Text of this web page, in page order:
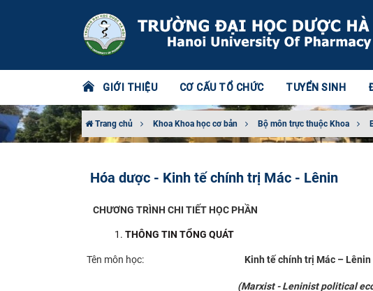
GIỚI THIỆU CƠ CẤU TỔ CHỨC TUYỂN SINH
Trang chủ Khoa Khoa học cơ bản Bộ môn trực thuộc Khoa
Hóa dược - Kinh tế chính trị Mác - Lênin
CHƯƠNG TRÌNH CHI TIẾT HỌC PHẦN
THÔNG TIN TỔNG QUÁT
Tên môn học: Kinh tế chính trị Mác – Lênin
(Marxist - Leninist political